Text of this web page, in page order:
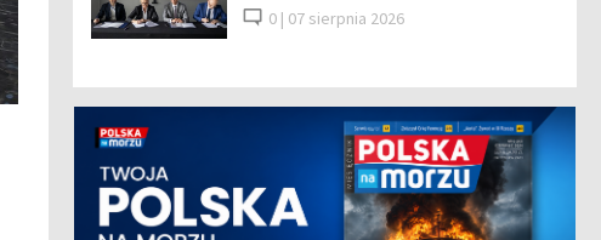
0 | 07 sierpnia 2026